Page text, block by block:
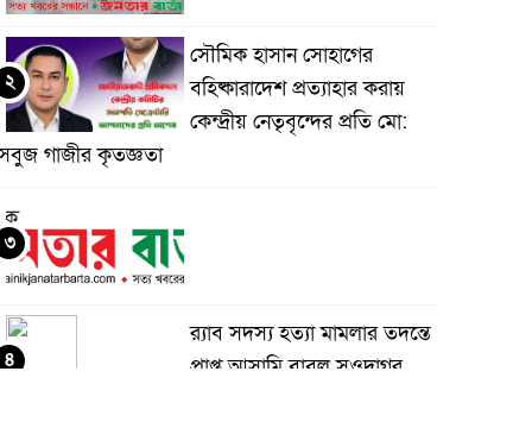
সৌমিক হাসান সোহাগের
বহিষ্কারাদেশ প্রত্যাহার করায়
কেন্দ্রীয় নেতৃবৃন্দের প্রতি মো:
গাজীর কৃতজ্ঞতা
২
৩
র‌্যাব সদস্য হত্যা মামলার তদন্তে
প্রাপ্ত আসামি বাবুল সওদাগর
৪